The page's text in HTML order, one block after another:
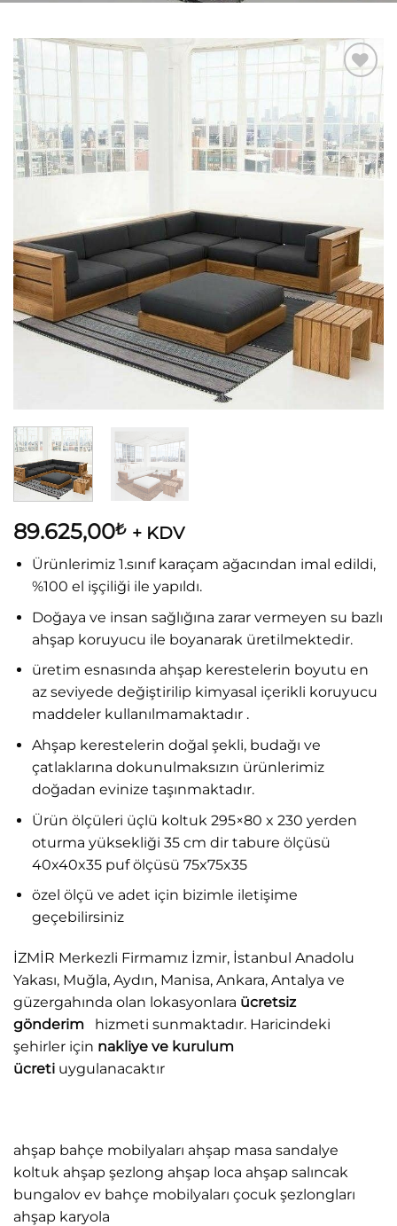
Add to
wishlist
89.625,00₺ + KDV
Ürünlerimiz 1.sınıf karaçam ağacından imal edildi,
%100 el işçiliği ile yapıldı.
Doğaya ve insan sağlığına zarar vermeyen su bazlı
ahşap koruyucu ile boyanarak üretilmektedir.
üretim esnasında ahşap kerestelerin boyutu en
az seviyede değiştirilip kimyasal içerikli koruyucu
maddeler kullanılmamaktadır .
Ahşap kerestelerin doğal şekli, budağı ve
çatlaklarına dokunulmaksızın ürünlerimiz
doğadan evinize taşınmaktadır.
Ürün ölçüleri üçlü koltuk 295×80 x 230 yerden
oturma yüksekliği 35 cm dir tabure ölçüsü
40x40x35 puf ölçüsü 75x75x35
özel ölçü ve adet için bizimle iletişime
geçebilirsiniz
İZMİR Merkezli Firmamız İzmir, İstanbul Anadolu
Yakası, Muğla, Aydın, Manisa, Ankara, Antalya ve
güzergahında olan lokasyonlara ücretsiz
gönderim
hizmeti sunmaktadır. Haricindeki
şehirler için nakliye ve kurulum
ücreti uygulanacaktır
ahşap bahçe mobilyaları ahşap masa sandalye
koltuk ahşap şezlong ahşap loca ahşap salıncak
bungalov ev bahçe mobilyaları çocuk şezlongları
ahşap karyola